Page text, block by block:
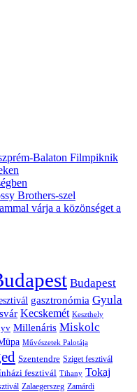
Balaton Filmpiknik
Brothers-szel
várja a közönséget a
Budapest
gasztronómia Gyula
Kecskemét Keszthely
Millenáris Miskolc
Művészetek Palotája
Szentendre Sziget fesztivál
fesztivál Tihany Tokaj
Zalaegerszeg Zamárdi